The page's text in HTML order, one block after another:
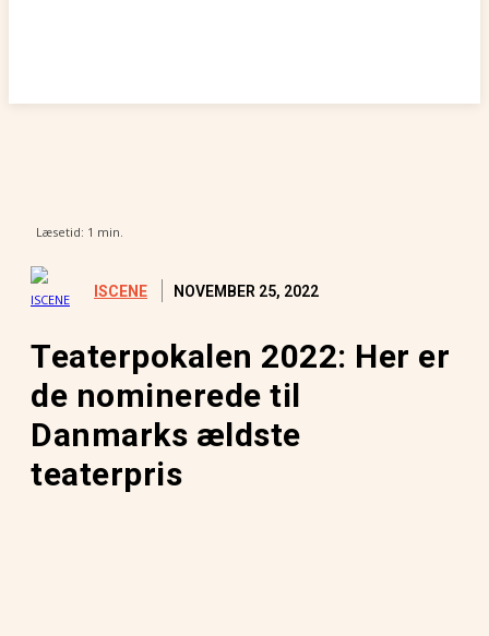
Læsetid: 1 min.
ISCENE NOVEMBER 25, 2022
Teaterpokalen 2022: Her er
de nominerede til
Danmarks ældste
teaterpris